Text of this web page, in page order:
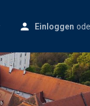
Einloggen